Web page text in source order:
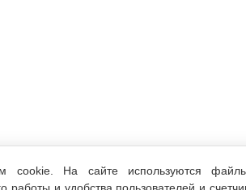
cookie. На сайте используются